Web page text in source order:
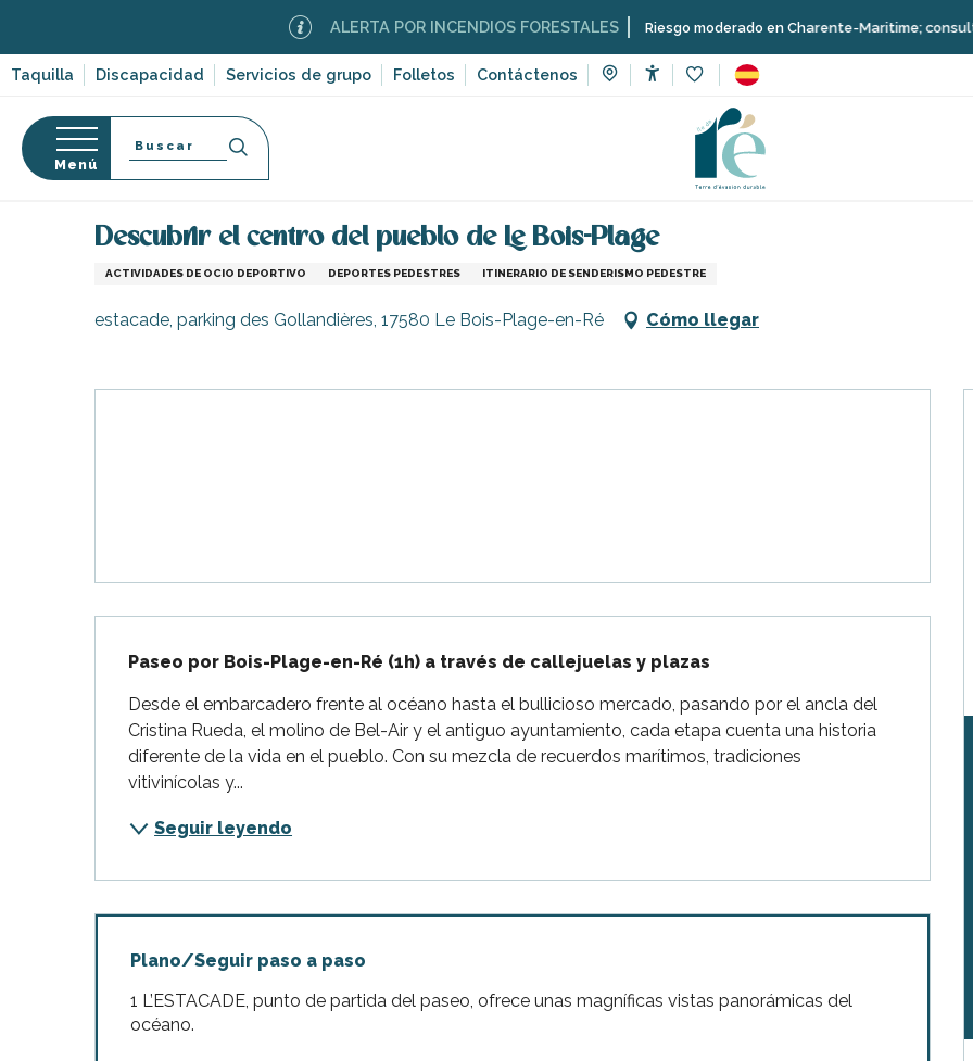
contenu
principal
Taquilla Discapacidad Servicios de grupo Folletos Contáctenos
ALERTA POR INCENDIOS FORESTALES Riesgo moderado en Charente-Maritime; consulta
Menú
Buscar
Página Web Itinerarios, paseos y excursiones Descubrir el centro del pueblo
Descubrir el centro del pueblo de Le Bois-Plage
ACTIVIDADES DE OCIO DEPORTIVO DEPORTES PEDESTRES ITINERARIO DE SENDERISMO PEDESTRE
estacade, parking des Gollandières, 17580 Le Bois-Plage-en-Ré Cómo llegar
Paseo por Bois-Plage-en-Ré (1h) a través de callejuelas y plazas
Desde el embarcadero frente al océano hasta el bullicioso mercado, pasando por el ancla del
Cristina Rueda, el molino de Bel-Air y el antiguo ayuntamiento, cada etapa cuenta una historia
diferente de la vida en el pueblo. Con su mezcla de recuerdos marítimos, tradiciones
vitivinícolas y...
Seguir leyendo
Plano/Seguir paso a paso
1 L’ESTACADE, punto de partida del paseo, ofrece unas magníficas vistas panorámicas del
océano.